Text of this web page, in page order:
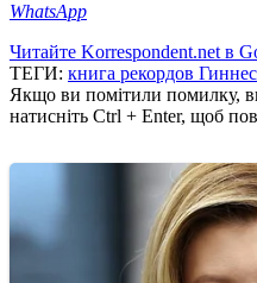
WhatsApp
Читайте Korrespondent.net в
ТЕГИ: книга рекордов
Якщо ви помітили помилку,
натисніть Ctrl + Enter, щоб